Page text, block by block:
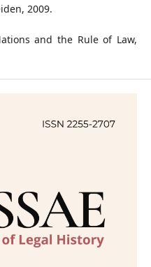
2009.
and the Rule of Law,